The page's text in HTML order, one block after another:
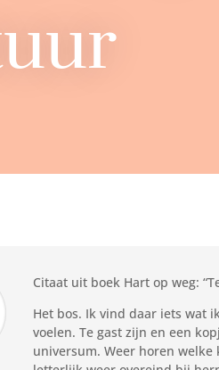
Citaat uit boek Hart op weg:
Het bos. Ik vind daar iets wat
voelen. Te gast zijn en een
universum. Weer horen